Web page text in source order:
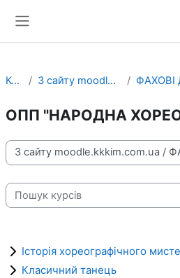
Курси З сайту moodle.kkkim.com.ua
ОПП "НАРОДНА
Категорії курсів
Пошук курсів
Історія хореографічного
Класичний танець